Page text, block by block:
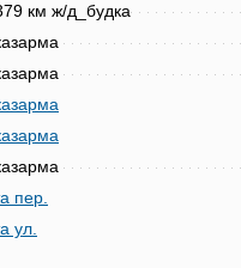
км ж/д_будка
пер.
ул.